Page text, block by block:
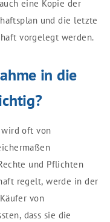
eine Kopie der
und die letzte
vorgelegt werden.
in die
wird oft von
und Pflichten
regelt, werde in der
von
dass sie die